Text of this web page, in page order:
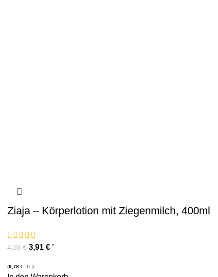
Ziaja – Körperlotion mit Ziegenmilch, 400ml
4,89€ 3,91 € *
(9,78 €=1L)